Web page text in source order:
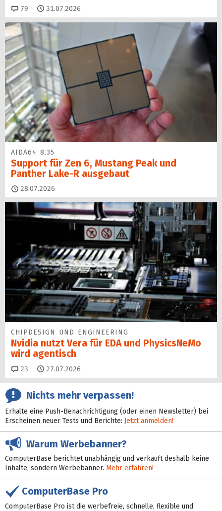
79 Kommentare
31.07.2026
AIDA64 8.35
Support für Zen 6, Mustang Peak und
Panther Lake-R ausgebaut
28.07.2026
CHIPDESIGN UND ENGINEERING
Nvidia nutzt Vera für EDA und PhysicsNeMo
wird agentisch
23 Kommentare
27.07.2026
Nichts mehr verpassen!
Erhalte eine Push-Benachrichtigung (oder einen Newsletter) bei
Erscheinen neuer Tests und Berichte: Jetzt anmelden!
Warum Werbebanner?
ComputerBase berichtet unabhängig und verkauft deshalb keine
Inhalte, sondern Werbebanner. Mehr erfahren!
ComputerBase Pro
ComputerBase Pro ist die werbefreie, schnelle, flexible und